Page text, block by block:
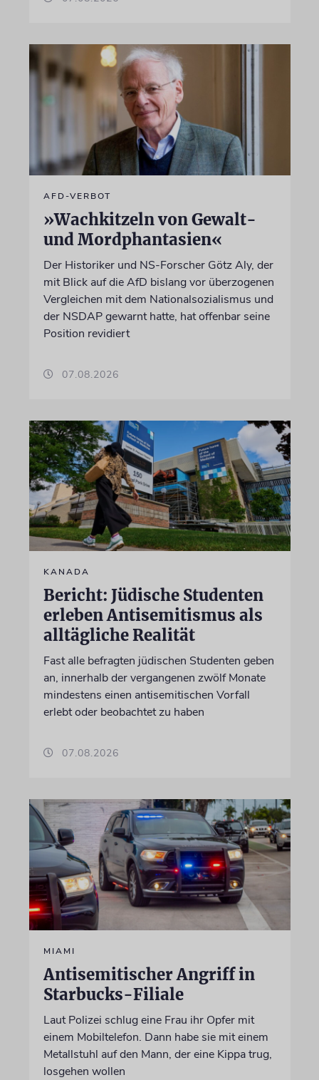
AFD-VERBOT
»Wachkitzeln von Gewalt-
und Mordphantasien«
Der Historiker und NS-Forscher Götz Aly, der
mit Blick auf die AfD bislang vor überzogenen
Vergleichen mit dem Nationalsozialismus und
der NSDAP gewarnt hatte, hat offenbar seine
Position revidiert
07.08.2026
KANADA
Bericht: Jüdische Studenten
erleben Antisemitismus als
alltägliche Realität
Fast alle befragten jüdischen Studenten geben
an, innerhalb der vergangenen zwölf Monate
mindestens einen antisemitischen Vorfall
erlebt oder beobachtet zu haben
07.08.2026
MIAMI
Antisemitischer Angriff in
Starbucks-Filiale
Laut Polizei schlug eine Frau ihr Opfer mit
einem Mobiltelefon. Dann habe sie mit einem
Metallstuhl auf den Mann, der eine Kippa trug,
losgehen wollen